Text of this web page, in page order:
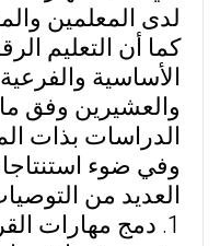
لدى المعلمين
كما أن التعليم
الأساسية
والعشيرين وفق ما
الدراسات بذات
وفي ضوء
العديد من
1. دمج مهارات